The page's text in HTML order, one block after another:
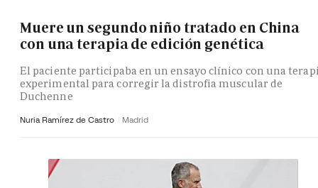
Muere un segundo niño tratado en China
con una terapia de edición genética
El paciente participaba en un ensayo clínico con una
experimental para corregir la distrofia muscular de
Duchenne
Nuria Ramírez de Castro Madrid